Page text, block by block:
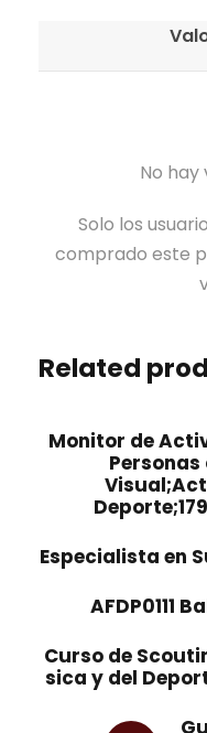
No hay
Solo los
comprado este
Related
Monitor de
Especialista en
AFDP0111
Curso de
sica y del